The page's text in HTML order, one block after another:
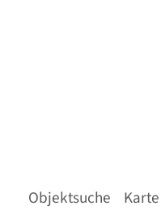
Objektsuche Karte